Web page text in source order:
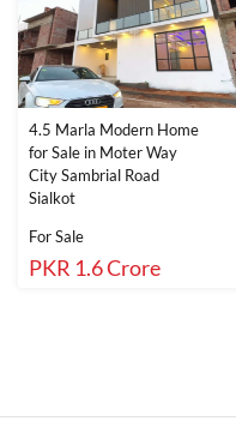
4.5 Marla Modern Home
for Sale in Moter Way
City Sambrial Road
Sialkot
For Sale
PKR 1.6 Crore